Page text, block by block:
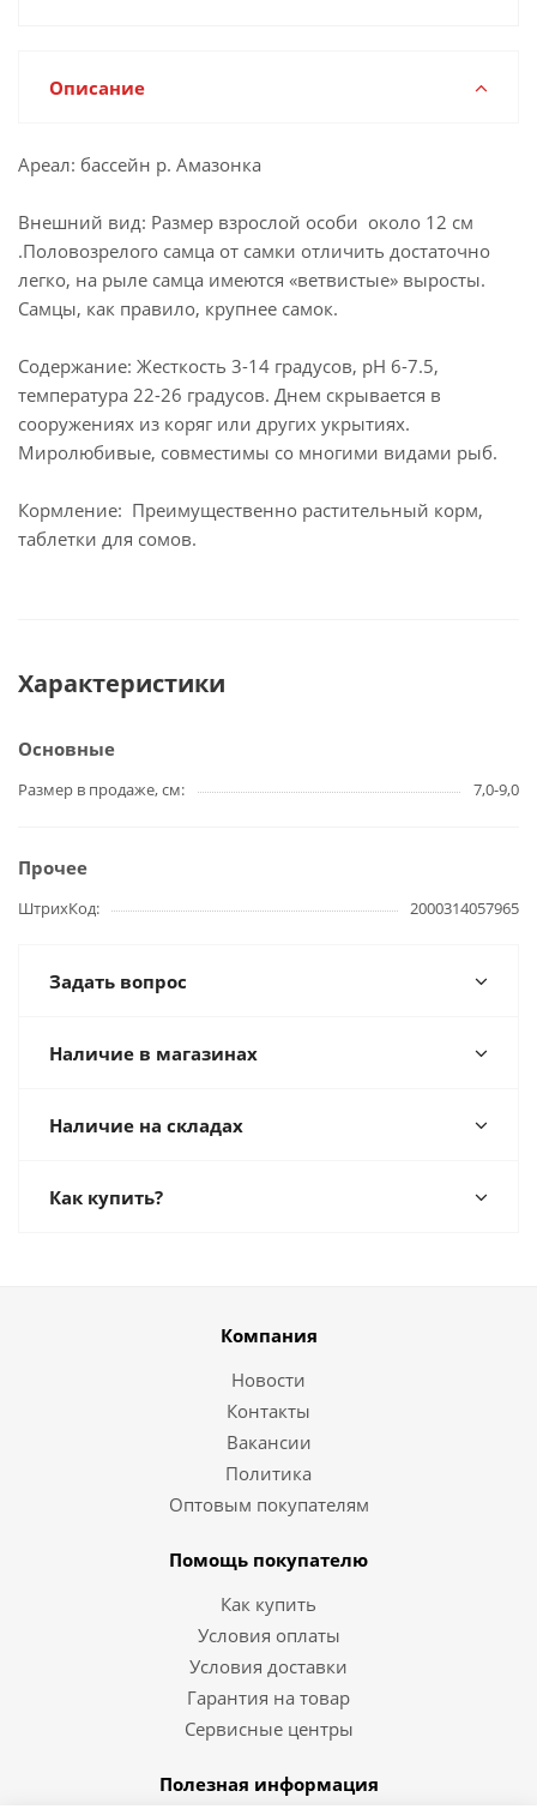
Описание
Ареал: бассейн р. Амазонка
Внешний вид: Размер взрослой особи около 12 см
.Половозрелого самца от самки отличить достаточно
легко, на рыле самца имеются «ветвистые» выросты.
Самцы, как правило, крупнее самок.
Содержание: Жесткость 3-14 градусов, рН 6-7.5,
температура 22-26 градусов. Днем скрывается в
сооружениях из коряг или других укрытиях.
Миролюбивые, совместимы со многими видами рыб.
Кормление: Преимущественно растительный корм,
таблетки для сомов.
Характеристики
Основные
Размер в продаже, см 7,0-9,0
Прочее
ШтрихКод 2000314057965
Задать вопрос
Наличие в магазинах
Наличие на складах
Как купить?
Компания
Новости
Контакты
Вакансии
Политика
Оптовым покупателям
Помощь покупателю
Как купить
Условия оплаты
Условия доставки
Гарантия на товар
Сервисные центры
Полезная информация